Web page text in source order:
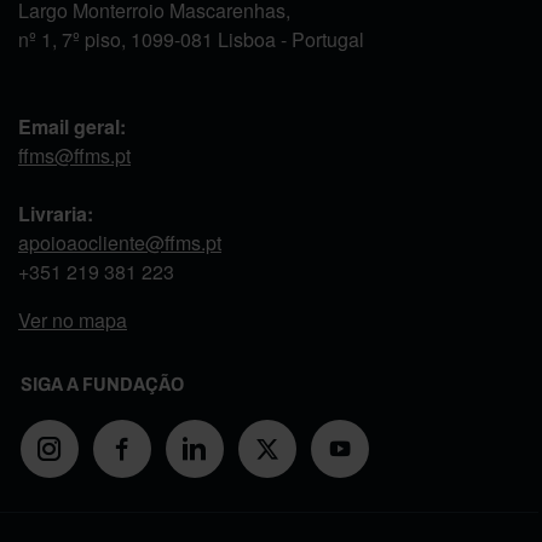
Largo Monterroio Mascarenhas,
nº 1, 7º piso, 1099-081 Lisboa - Portugal
Email geral:
ffms@ffms.pt
Livraria:
apoioaocliente@ffms.pt
+351 219 381 223
Ver no mapa
SIGA A FUNDAÇÃO